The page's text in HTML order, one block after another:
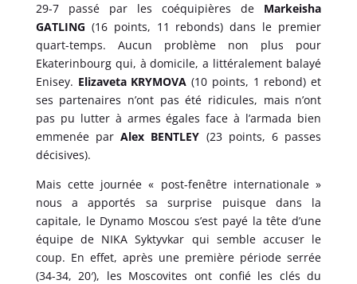
29-7 passé par les coéquipières de Markeisha
GATLING (16 points, 11 rebonds) dans le premier
quart-temps. Aucun problème non plus pour
Ekaterinbourg qui, à domicile, a littéralement balayé
Enisey. Elizaveta KRYMOVA (10 points, 1 rebond) et
ses partenaires n’ont pas été ridicules, mais n’ont
pas pu lutter à armes égales face à l’armada bien
emmenée parAlex BENTLEY (23 points, 6 passes
décisives).
Mais cette journée « post-fenêtre internationale »
nous a apportés sa surprise puisque dans la
capitale, le Dynamo Moscou s’est payé la tête d’une
équipe de NIKA Syktyvkar qui semble accuser le
coup. En effet, après une première période serrée
(34-34, 20′), les Moscovites ont confié les clés du